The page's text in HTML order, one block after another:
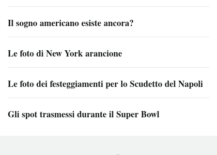
Il sogno americano esiste ancora?
Le foto di New York arancione
Le foto dei festeggiamenti per lo Scudetto del Napoli
Gli spot trasmessi durante il Super Bowl